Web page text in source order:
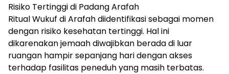
Risiko Tertinggi di Padang Arafah
Ritual Wukuf di Arafah diidentifikasi sebagai momen
dengan risiko kesehatan tertinggi. Hal ini
dikarenakan jemaah diwajibkan berada di luar
ruangan hampir sepanjang hari dengan akses
terhadap fasilitas peneduh yang masih terbatas.